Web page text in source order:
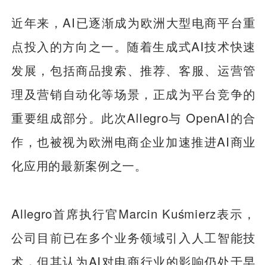
近年来，AI已逐渐成为欧洲大型电商平台重
点投入的方向之一。随着生成式AI技术快速
发展，包括商品搜索、推荐、客服、运营管
理及营销自动化等场景，正成为平台竞争的
重要组成部分。此次Allegro与 OpenAI的合
作，也被视为欧洲电商企业加速推进AI商业
化应用的最新案例之一。
Allegro首席执行官Marcin Kuśmierz表示，
公司目前已在多个业务领域引入人工智能技
术，但其认为AI对电商行业的影响仍处于早